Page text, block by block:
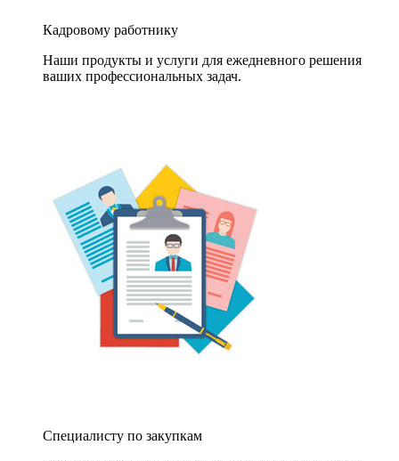
Кадровому работнику
Наши продукты и услуги для ежедневного решения
ваших профессиональных задач.
Специалисту по закупкам